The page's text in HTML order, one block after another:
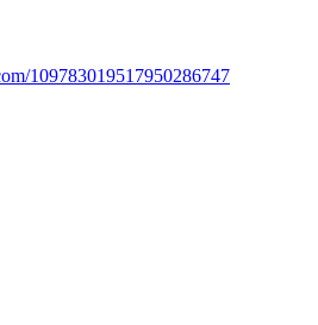
109783019517950286747